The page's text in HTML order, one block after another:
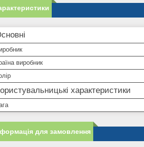
виробник
характеристики
для замовлення